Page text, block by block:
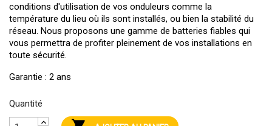
conditions d'utilisation de vos onduleurs comme la
température du lieu où ils sont installés, ou bien la stabilité du
réseau. Nous proposons une gamme de batteries fiables qui
vous permettra de profiter pleinement de vos installations en
toute sécurité.
Garantie : 2 ans
Quantité